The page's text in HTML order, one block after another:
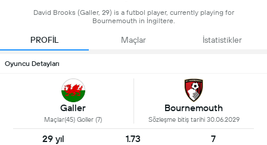
David Brooks (Galler, 29) is a futbol player, currently playing for
Bournemouth in İngiltere.
PROFİL Maçlar İstatistikler
Oyuncu Detayları
Galler
Maçlar(45) Goller (7)
Bournemouth
Sözleşme bitiş tarihi 30.06.2029
29 yıl 1.73 7